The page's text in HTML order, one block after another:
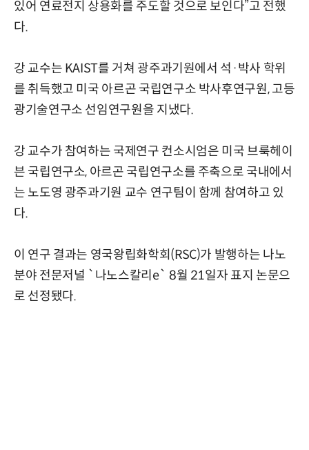
있어 연료전지 상용화를 주도할 것으로 보인다”고 전했
다.
강 교수는 KAIST를 거쳐 광주과기원에서 석·박사 학위
를 취득했고 미국 아르곤 국립연구소 박사후연구원, 고등
광기술연구소 선임연구원을 지냈다.
강 교수가 참여하는 국제연구 컨소시엄은 미국 브룩헤이
븐 국립연구소, 아르곤 국립연구소를 주축으로 국내에서
는 노도영 광주과기원 교수 연구팀이 함께 참여하고 있
다.
이 연구 결과는 영국왕립화학회(RSC)가 발행하는 나노
분야 전문저널 `나노스칼리e` 8월 21일자 표지 논문으
로 선정됐다.